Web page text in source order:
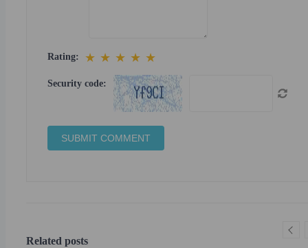
Rating: ★ ★ ★ ★ ★
Security code:
Related posts